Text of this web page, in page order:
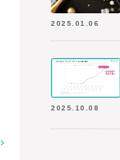
2025.01.06
2025.10.08